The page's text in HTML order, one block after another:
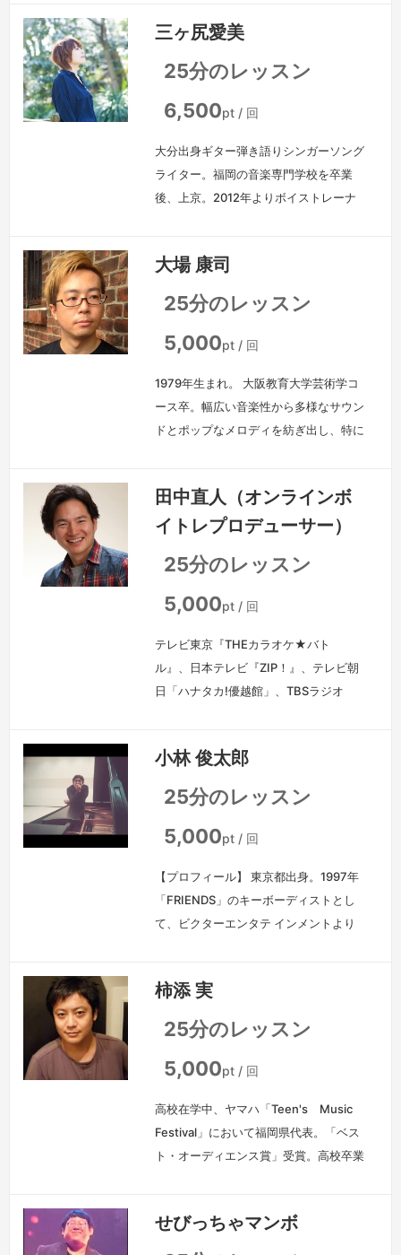
感してみてください。歌い方、歌えるキ
ャパシティ（声量・声域・スタミナ）が
変わっていくと思います。これまでアナ
タは発声練習、腹式呼吸などを駆使し、
もしれません。また自己流でトライをし
て身体…続きを見る »
三ヶ尻愛美
25分のレッスン
6,500pt / 回
大分出身ギター弾き語りシンガーソング
ライター。福岡の音楽専門学校を卒業
後、上京。2012年よりボイストレーナ
ーのコーラスも経験。『わからない』を
前提にそれぞれの苦手に寄り添い、また
得意を磨けるレッスンを心がけていま
す。悔しいも楽しく。3歩進んで2歩下
少しずつでも進んでいきましょう！続
きを見る »
大場 康司
25分のレッスン
5,000pt / 回
1979年生まれ。 大阪教育大学芸術学コ
ース卒。幅広い音楽性から多様なサウン
ドとポップなメロディを紡ぎ出し、特に
INFLAVA、sherry、福田沙紀、超新星
など、メジャーアーティストからインデ
トまで、幅広い楽曲を手掛ける。
を見る »
田中直人（オンラインボ
イトレプロデューサー）
25分のレッスン
5,000pt / 回
テレビ東京『THEカラオケ★バト
ル』、日本テレビ『ZIP！』、テレビ朝
日「ハナタカ!優越館」、TBSラジオ
はじめ、数多くのメディアに歌手育成の
カリスマとして出演する。一人一人の歌
声に合わせ精密に開発したボーカルレッ
スン２２メソッドにより、現在までにた
ューを輩出しています。日本大学芸術学
部音楽学科非…続きを見る »
小林 俊太郎
25分のレッスン
5,000pt / 回
【プロフィール】 東京都出身。1997年
「FRIENDS」のキーボーディストとし
て、ビクターエンタテ インメントより
様々なアーチストに楽曲提供、編曲、プ
ロデュース、キーボーディストとして
関わるなど、多方面で活躍中。 そし
て、２０００年以降は巨匠『筒美京平』
いる。また、現在、自らのバンド「…
続きを見る »
柿添 実
25分のレッスン
5,000pt / 回
高校在学中、ヤマハ「Teen's Music
Festival」において福岡県代表。「ベス
ト・オーディエンス賞」受賞。高校卒業
ボーカリストとして都内ライブハウス、
イベント、学園祭など現在活動中。'98
せびっちゃマンボ